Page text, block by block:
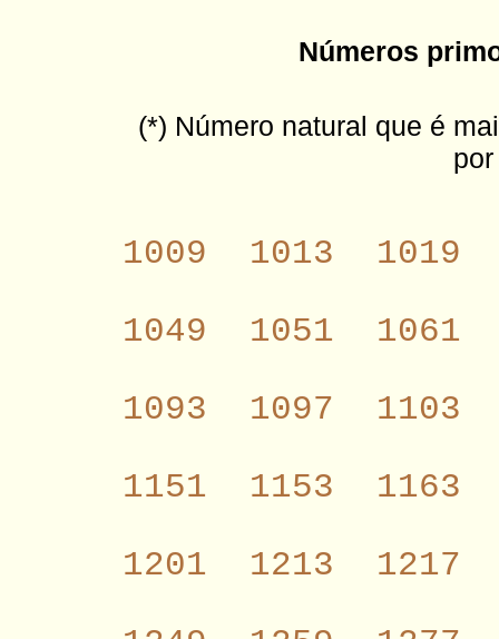
Números
(*) Número natural que é
1009 1013
1019
1049
1051
1061
1093
1097
1103
1151
1153
1163
1201
1213
1217